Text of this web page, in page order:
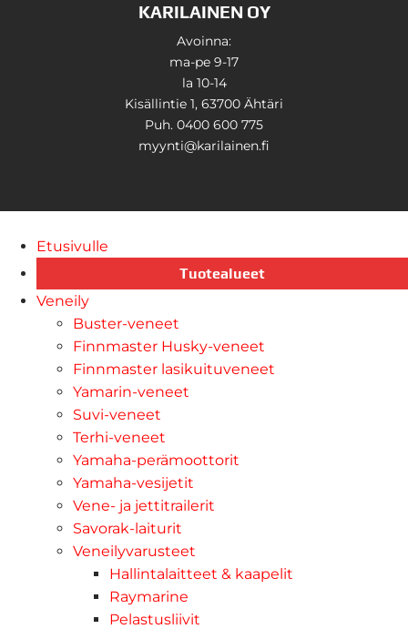
KARILAINEN OY
Avoinna:
ma-pe 9-17
la 10-14
Kisällintie 1, 63700 Ähtäri
Puh. 0400 600 775
myynti@karilainen.fi
Etusivulle
Tuotealueet
Veneily
Buster-veneet
Finnmaster Husky-veneet
Finnmaster lasikuituveneet
Yamarin-veneet
Suvi-veneet
Terhi-veneet
Yamaha-perämoottorit
Yamaha-vesijetit
Vene- ja jettitrailerit
Savorak-laiturit
Veneilyvarusteet
Hallintalaitteet & kaapelit
Raymarine
Pelastusliivit